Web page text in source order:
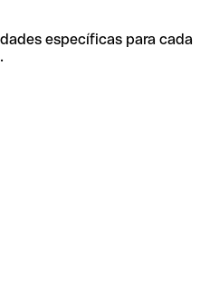
específicas para cada